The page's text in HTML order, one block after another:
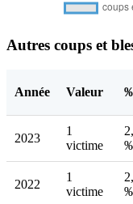
Autres coups et
Année Valeur
2023
1
victime
2022
1
victime